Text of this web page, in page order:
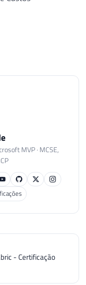
MVP · MCSE,
- Certificação